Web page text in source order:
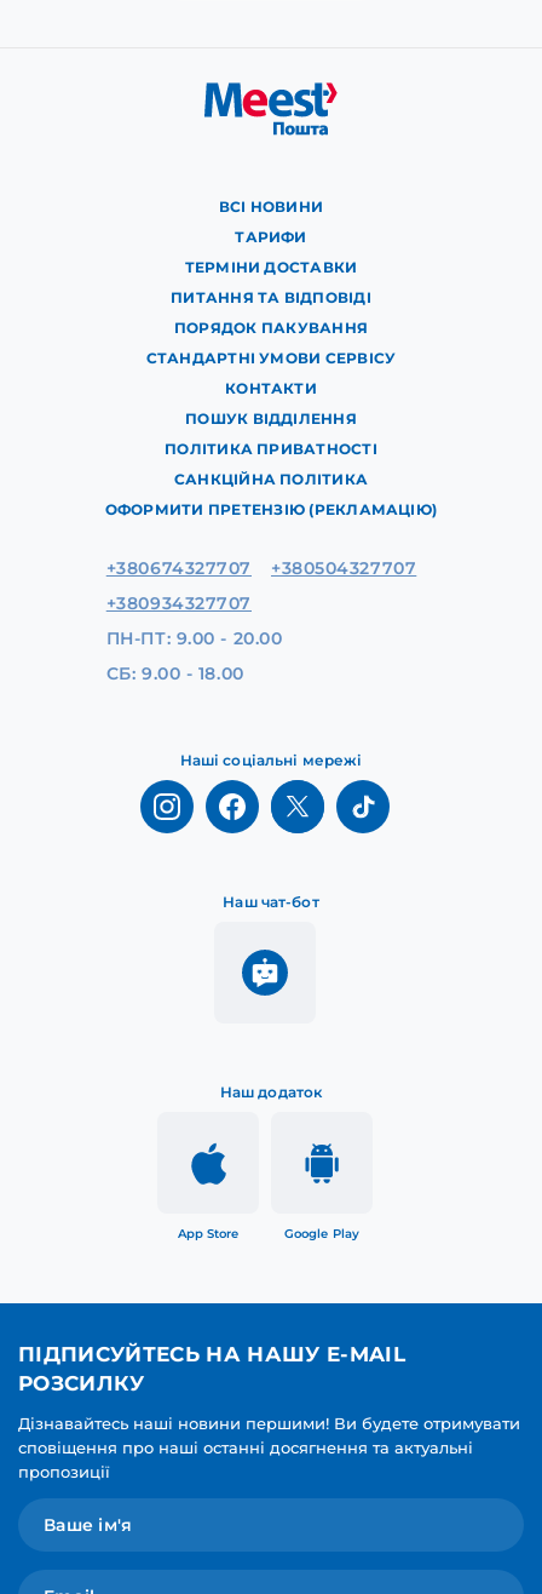
ВСІ НОВИНИ
ТАРИФИ
ТЕРМІНИ ДОСТАВКИ
ПИТАННЯ ТА ВІДПОВІДІ
ПОРЯДОК ПАКУВАННЯ
СТАНДАРТНІ УМОВИ СЕРВІСУ
КОНТАКТИ
ПОШУК ВІДДІЛЕННЯ
ПОЛІТИКА ПРИВАТНОСТІ
САНКЦІЙНА ПОЛІТИКА
ОФОРМИТИ ПРЕТЕНЗІЮ (РЕКЛАМАЦІЮ)
Наш додаток
App Store Google Play
Наш чат-бот
Наші соціальні мережі
+380674327707
+380504327707
+380934327707
ПН-ПТ: 9.00 - 20.00
СБ: 9.00 - 18.00
ПІДПИСУЙТЕСЬ НА НАШУ E-MAIL
РОЗСИЛКУ
Дізнавайтесь наші новини першими! Ви будете отримувати
сповіщення про наші останні досягнення та актуальні
пропозиції